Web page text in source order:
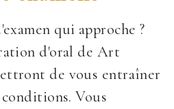
qui approche ?
d'oral de Art
de vous entraîner
Vous